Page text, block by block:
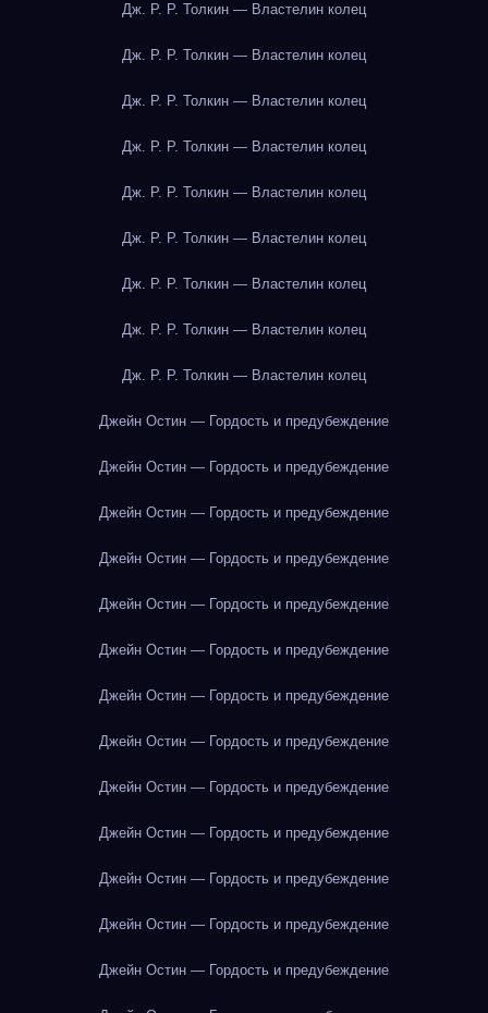
Дж. Р. Р. Толкин — Властелин колец
Дж. Р. Р. Толкин — Властелин колец
Дж. Р. Р. Толкин — Властелин колец
Дж. Р. Р. Толкин — Властелин колец
Дж. Р. Р. Толкин — Властелин колец
Дж. Р. Р. Толкин — Властелин колец
Дж. Р. Р. Толкин — Властелин колец
Дж. Р. Р. Толкин — Властелин колец
Дж. Р. Р. Толкин — Властелин колец
Джейн Остин — Гордость и предубеждение
Джейн Остин — Гордость и предубеждение
Джейн Остин — Гордость и предубеждение
Джейн Остин — Гордость и предубеждение
Джейн Остин — Гордость и предубеждение
Джейн Остин — Гордость и предубеждение
Джейн Остин — Гордость и предубеждение
Джейн Остин — Гордость и предубеждение
Джейн Остин — Гордость и предубеждение
Джейн Остин — Гордость и предубеждение
Джейн Остин — Гордость и предубеждение
Джейн Остин — Гордость и предубеждение
Джейн Остин — Гордость и предубеждение